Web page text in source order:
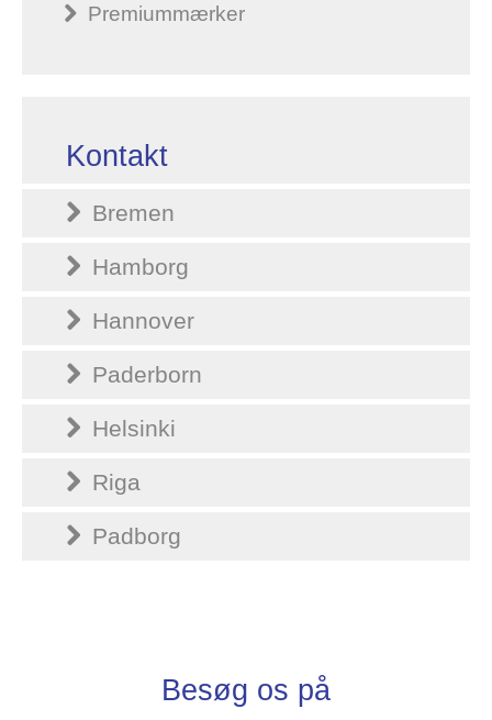
Premiummærker
Kontakt
Bremen
Hamborg
Hannover
Paderborn
Helsinki
Riga
Padborg
Besøg os på